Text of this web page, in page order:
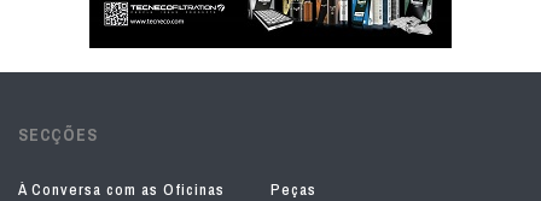
SECÇÕES
À Conversa com as Oficinas
Peças